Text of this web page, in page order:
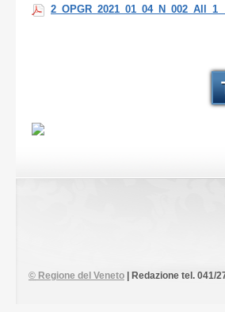
© Regione del Veneto
| Redazione tel.